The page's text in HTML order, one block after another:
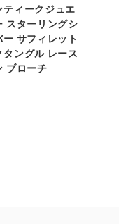
ティークジュエ
スターリングシ
ー サフィレット
タングル レース
ブローチ